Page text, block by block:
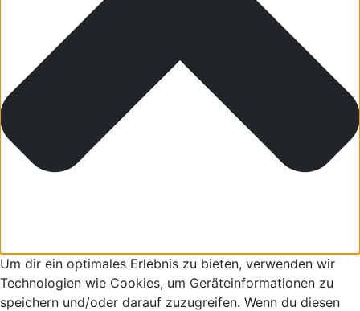
Um dir ein optimales Erlebnis zu bieten, verwenden wir
Technologien wie Cookies, um Geräteinformationen zu
speichern und/oder darauf zuzugreifen. Wenn du diesen